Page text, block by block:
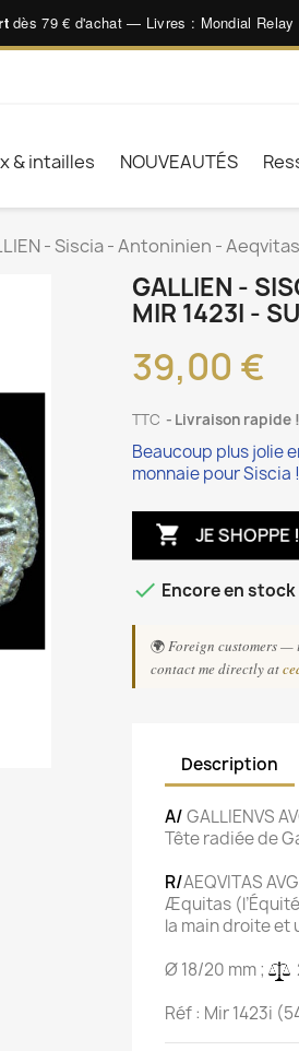
dès 79 € d'achat — Livres : Mondial Relay
& intailles NOUVEAUTÉS
- Siscia - Antoninien -
GALLIEN -
MIR 1423I -
39,00 €
TTC Livraison rapide !
Beaucoup plus jolie
monnaie pour Siscia !
 JE SHOPPE !
 Encore en stock
🌍Foreign customers —
contact me directly at
Description
A/GALLIENVS
Tête radiée de
R/AEQVITAS AVG
Æquitas
la main droite et
Ø 18/20 mm ;
Réf : Mir 1423i